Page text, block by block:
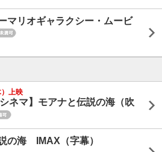
マリオギャラクシー・ムービ
上映
ネマ】モアナと伝説の海（吹
の海 IMAX（字幕）